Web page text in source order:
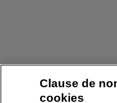
Clause de
cookies